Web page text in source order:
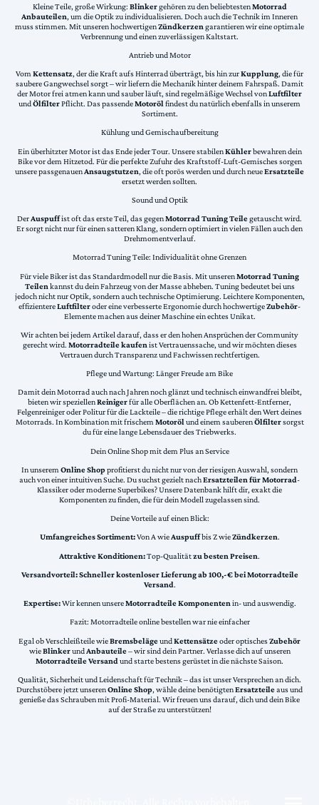
Kleine Teile, große Wirkung: Blinkergehören zu den beliebtestenMotorrad
Anbauteilen, um die Optik zu individualisieren. Doch auch die Technik im Inneren
muss stimmen. Mit unseren hochwertigenZündkerzen garantieren wir eine optimale
Verbrennung und einen zuverlässigen Kaltstart.
Antrieb und Motor
VomKettensatz, der die Kraft aufs Hinterrad überträgt, bis hin zurKupplung, die für
saubere Gangwechsel sorgt – wir liefern die Mechanik hinter deinem Fahrspaß. Damit
der Motor frei atmen kann und sauber läuft, sind regelmäßige Wechsel vonLuftfilter
undÖlfilterPflicht. Das passendeMotorölfindest du natürlich ebenfalls in unserem
Sortiment.
Kühlung und Gemischaufbereitung
Ein überhitzter Motor ist das Ende jeder Tour. Unsere stabilenKühlerbewahren dein
Bike vor dem Hitzetod. Für die perfekte Zufuhr des Kraftstoff-Luft-Gemisches sorgen
unsere passgenauenAnsaugstutzen, die oft porös werden und durch neueErsatzteile
ersetzt werden sollten.
Sound und Optik
DerAuspuffist oft das erste Teil, das gegenMotorrad Tuning Teilegetauscht wird.
Er sorgt nicht nur für einen satteren Klang, sondern optimiert in vielen Fällen auch den
Drehmomentverlauf.
Motorrad Tuning Teile: Individualität ohne Grenzen
Für viele Biker ist das Standardmodell nur die Basis. Mit unserenMotorrad Tuning
Teilen kannst du dein Fahrzeug von der Masse abheben. Tuning bedeutet bei uns
jedoch nicht nur Optik, sondern auch technische Optimierung. Leichtere Komponenten,
effizientereLuftfilteroder eine verbesserte Ergonomie durch hochwertigeZubehör-
Elemente machen aus deiner Maschine ein echtes Unikat.
Wir achten bei jedem Artikel darauf, dass er den hohen Ansprüchen der Community
gerecht wird. Motorradteile kaufen ist Vertrauenssache, und wir möchten dieses
Vertrauen durch Transparenz und Fachwissen rechtfertigen.
Pflege und Wartung: Länger Freude am Bike
Damit dein Motorrad auch nach Jahren noch glänzt und technisch einwandfrei bleibt,
bieten wir speziellenReinigerfür alle Oberflächen an. Ob Kettenfett-Entferner,
Felgenreiniger oder Politur für die Lackteile – die richtige Pflege erhält den Wert deines
Motorrads. In Kombination mit frischemMotorölund einem sauberenÖlfiltersorgst
du für eine lange Lebensdauer des Triebwerks.
Dein Online Shop mit dem Plus an Service
In unserem Online Shopprofitierst du nicht nur von der riesigen Auswahl, sondern
auch von einer intuitiven Suche. Du suchst gezielt nachErsatzteilen für Motorrad-
Klassiker oder moderne Superbikes? Unsere Datenbank hilft dir, exakt die
Komponenten zu finden, die für dein Modell zugelassen sind.
Deine Vorteile auf einen Blick:
Umfangreiches Sortiment:Von A wieAuspuffbis Z wieZündkerzen.
Attraktive Konditionen:Top-Qualitätzu besten Preisen.
Versandvorteil:Schneller kostenloser Lieferung ab 100,-€ bei Motorradteile
Versand.
Expertise:Wir kennen unsereMotorradteile Komponentenin- und auswendig.
Fazit: Motorradteile online bestellen war nie einfacher
Egal ob Verschleißteile wieBremsbelägeundKettensätzeoder optischesZubehör
wieBlinkerundAnbauteile– wir sind dein Partner. Verlasse dich auf unseren
Motorradteile Versand und starte bestens gerüstet in die nächste Saison.
Qualität, Sicherheit und Leidenschaft für Technik – das ist unser Versprechen an dich.
Durchstöbere jetzt unserenOnline Shop, wähle deine benötigtenErsatzteileaus und
genieße das Schrauben mit Profi-Material. Wir freuen uns darauf, dich und dein Bike
auf der Straße zu unterstützen!